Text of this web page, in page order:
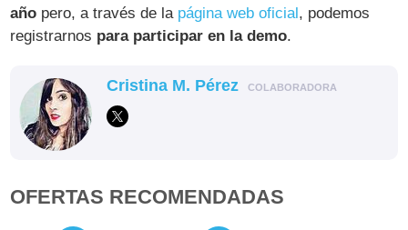
año pero, a través de la página web oficial, podemos
registrarnos para participar en la demo.
Cristina M. Pérez COLABORADORA
OFERTAS RECOMENDADAS